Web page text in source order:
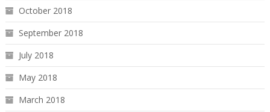
October 2018
September 2018
July 2018
May 2018
March 2018